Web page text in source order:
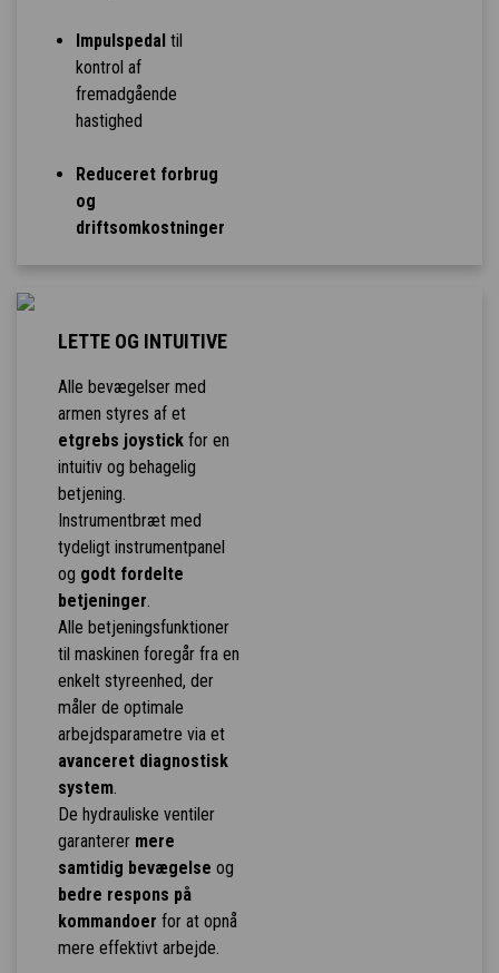
Impulspedal til
kontrol af
fremadgående
hastighed
Reduceret forbrug
og
driftsomkostninger
LETTE OG INTUITIVE
Alle bevægelser med
armen styres af et
etgrebs joystickfor en
intuitiv og behagelig
betjening.
Instrumentbræt med
tydeligt instrumentpanel
og godt fordelte
betjeninger.
Alle betjeningsfunktioner
til maskinen foregår fra en
enkelt styreenhed, der
måler de optimale
arbejdsparametre via et
avanceret diagnostisk
system.
De hydrauliske ventiler
garanterer mere
samtidig bevægelse og
bedre respons på
kommandoer for at opnå
mere effektivt arbejde.